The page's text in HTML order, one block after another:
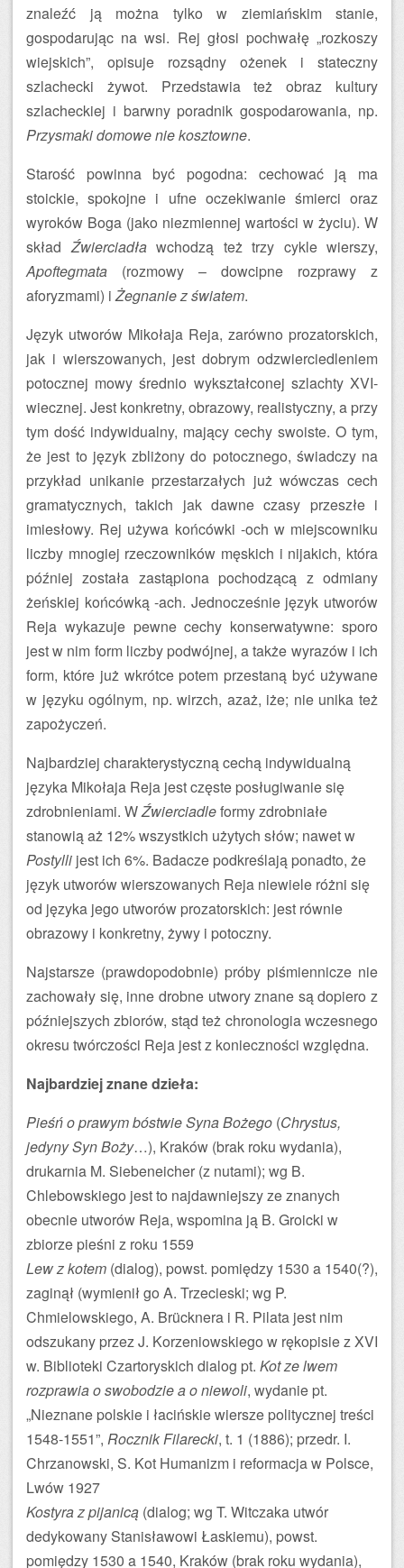
znaleźć ją można tylko w ziemiańskim stanie,
gospodarując na wsi. Rej głosi pochwałę „rozkoszy
wiejskich”, opisuje rozsądny ożenek i stateczny
szlachecki żywot. Przedstawia też obraz kultury
szlacheckiej i barwny poradnik gospodarowania, np.
Przysmaki domowe nie kosztowne.
Starość powinna być pogodna: cechować ją ma
stoickie, spokojne i ufne oczekiwanie śmierci oraz
wyroków Boga (jako niezmiennej wartości w życiu). W
składŹwierciadławchodzą też trzy cykle wierszy,
Apoftegmata (rozmowy – dowcipne rozprawy z
aforyzmami) iŻegnanie z światem.
Język utworów Mikołaja Reja, zarówno prozatorskich,
jak i wierszowanych, jest dobrym odzwierciedleniem
potocznej mowy średnio wykształconej szlachty XVI-
wiecznej. Jest konkretny, obrazowy, realistyczny, a przy
tym dość indywidualny, mający cechy swoiste. O tym,
że jest to język zbliżony do potocznego, świadczy na
przykład unikanie przestarzałych już wówczas cech
gramatycznych, takich jak dawne czasy przeszłe i
imiesłowy. Rej używa końcówki -och w miejscowniku
liczby mnogiej rzeczowników męskich i nijakich, która
później została zastąpiona pochodzącą z odmiany
żeńskiej końcówką -ach. Jednocześnie język utworów
Reja wykazuje pewne cechy konserwatywne: sporo
jest w nim form liczby podwójnej, a także wyrazów i ich
form, które już wkrótce potem przestaną być używane
w języku ogólnym, np. wirzch, azaż, iże; nie unika też
zapożyczeń.
Najbardziej charakterystyczną cechą indywidualną
języka Mikołaja Reja jest częste posługiwanie się
zdrobnieniami. WŹwierciadleformy zdrobniałe
stanowią aż 12% wszystkich użytych słów; nawet w
Postylli jest ich 6%. Badacze podkreślają ponadto, że
język utworów wierszowanych Reja niewiele różni się
od języka jego utworów prozatorskich: jest równie
obrazowy i konkretny, żywy i potoczny.
Najstarsze (prawdopodobnie) próby piśmiennicze nie
zachowały się, inne drobne utwory znane są dopiero z
późniejszych zbiorów, stąd też chronologia wczesnego
okresu twórczości Reja jest z konieczności względna.
Najbardziej znane dzieła:
Pieśń o prawym bóstwie Syna Bożego (Chrystus,
jedyny Syn Boży…), Kraków (brak roku wydania),
drukarnia M. Siebeneicher (z nutami); wg B.
Chlebowskiego jest to najdawniejszy ze znanych
obecnie utworów Reja, wspomina ją B. Groicki w
zbiorze pieśni z roku 1559
Lew z kotem (dialog), powst. pomiędzy 1530 a 1540(?),
zaginął (wymienił go A. Trzecieski; wg P.
Chmielowskiego, A. Brücknera i R. Pilata jest nim
odszukany przez J. Korzeniowskiego w rękopisie z XVI
w. Biblioteki Czartoryskich dialog pt. Kot ze lwem
rozprawia o swobodzie a o niewoli, wydanie pt.
„Nieznane polskie i łacińskie wiersze politycznej treści
1548-1551”, Rocznik Filarecki, t. 1 (1886); przedr. I.
Chrzanowski, S. Kot Humanizm i reformacja w Polsce,
Lwów 1927
Kostyra z pijanicą (dialog; wg T. Witczaka utwór
dedykowany Stanisławowi Łaskiemu), powst.
pomiędzy 1530 a 1540, Kraków (brak roku wydania),